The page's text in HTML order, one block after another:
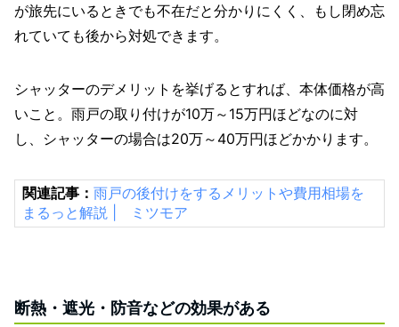
が旅先にいるときでも不在だと分かりにくく、もし閉め忘
れていても後から対処できます。
シャッターのデメリットを挙げるとすれば、本体価格が高
いこと。雨戸の取り付けが10万～15万円ほどなのに対
し、シャッターの場合は20万～40万円ほどかかります。
関連記事： 雨戸の後付けをするメリットや費用相場を
まるっと解説 | ミツモア
断熱・遮光・防音などの効果がある